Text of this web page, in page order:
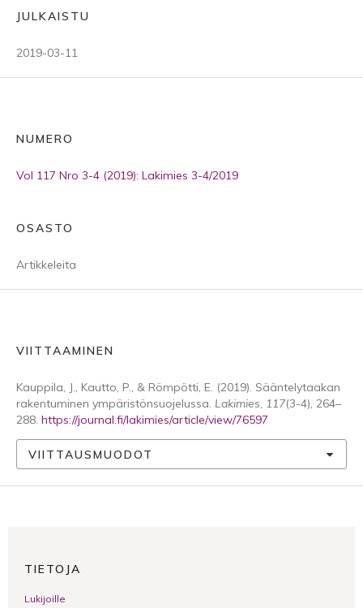
JULKAISTU
2019-03-11
NUMERO
Vol 117 Nro 3-4 (2019): Lakimies 3-4/2019
OSASTO
Artikkeleita
VIITTAAMINEN
Kauppila, J., Kautto, P., & Römpötti, E. (2019). Sääntelytaakan
rakentuminen ympäristönsuojelussa. Lakimies, 117(3-4), 264–
288. https://journal.fi/lakimies/article/view/76597
VIITTAUSMUODOT
TIETOJA
Lukijoille